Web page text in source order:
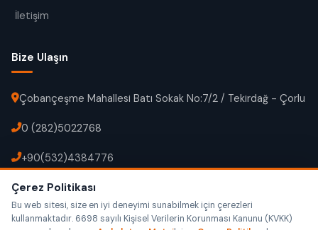
İletişim
Bize Ulaşın
Çobançeşme Mahallesi Batı Sokak No:7/2 / Tekirdağ - Çorlu
0 (282)5022768
+90(532)4384776
info@gunescevre.com
Çerez Politikası
Bu web sitesi, size en iyi deneyimi sunabilmek için çerezleri
kullanmaktadır. 6698 sayılı Kişisel Verilerin Korunması Kanunu (KVKK)